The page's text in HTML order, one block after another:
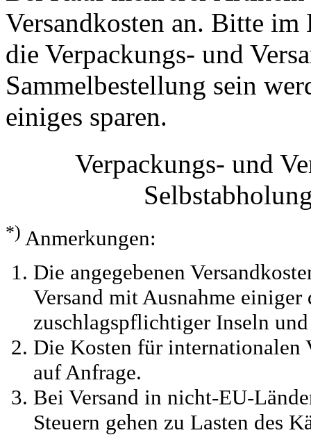
Versandkosten an. Bitte
die Verpackungs- und
Sammelbestellung sein
einiges sparen.
Verpackungs- und
*) Anmerkungen:
Die angegebenen
Versand mit Ausnahme
zuschlagspflichtiger Inseln
Die Kosten für
auf Anfrage.
Bei Versand in nicht-EU-
Steuern gehen zu Lasten des